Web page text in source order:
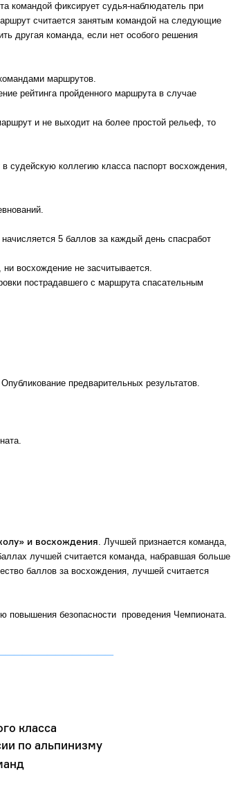
командой фиксирует судья-наблюдатель при
считается занятым командой на следующие
другая команда, если нет особого решения
маршрутов.
рейтинга пройденного маршрута в случае
и не выходит на более простой рельеф, то
судейскую коллегию класса паспорт восхождения,
5 баллов за каждый день спасработ
восхождение не засчитывается.
пострадавшего с маршрута спасательным
предварительных результатов.
и восхождения. Лучшей признается команда,
лучшей считается команда, набравшая больше
баллов за восхождения, лучшей считается
повышения безопасности проведения Чемпионата.
класса
по альпинизму